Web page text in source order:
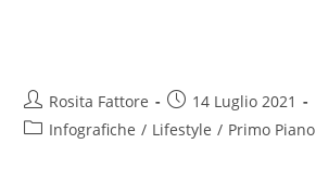
Rosita Fattore
14 Luglio 2021
Infografiche / Lifestyle / Primo Piano